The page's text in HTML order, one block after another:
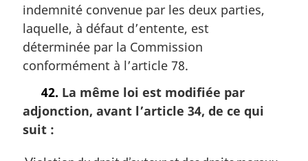
i
n
a
l
e
indemnité convenue par les deux parties,
laquelle, à défaut d’entente, est
déterminée par la Commission
conformément à l’article 78.
42. La même loi est modifiée par
adjonction, avant l’article 34, de ce qui
suit :